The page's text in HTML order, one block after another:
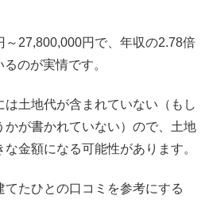
～27,800,000円で、年収の2.78倍
のが実情です。
土地代が含まれていない（もし
かが書かれていない）ので、土地
金額になる可能性があります。
たひとの口コミを参考にする